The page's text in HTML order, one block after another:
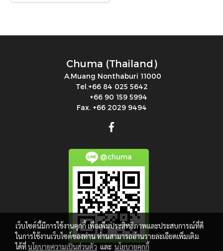
Chuma (Thailand)
A.Muang Nonthaburi 11000
Tel.+66 84 025 5642
+66 90 159 5994
Fax. +66 2029 9494
@chuma
เว็บไซต์นี้มีการใช้งานคุกกี้ เพื่อเพิ่มประสิทธิภาพและประสบการณ์ที่ดี
ในการใช้งานเว็บไซต์ของท่าน ท่านสามารถอ่านรายละเอียดเพิ่มเติม
ได้ที่นโยบายความเป็นส่วนตัว และ นโยบายคุกกี้